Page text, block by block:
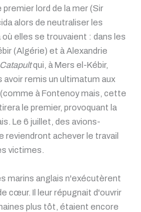
premier lord de la mer (Sir
alors de neutraliser les
elles se trouvaient : dans les
(Algérie) et à Alexandrie
Catapultqui, à Mers el-Kébir,
remis un ultimatum aux
à Fontenoy mais, cette
le premier, provoquant la
Le 6 juillet, des avions-
reviendront achever le travail
victimes.
marins anglais n'exécutèrent
cœur. Il leur répugnait d'ouvrir
plus tôt, étaient encore